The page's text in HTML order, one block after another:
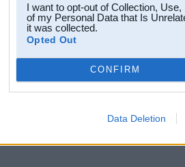
I want to opt-out of Collection,
of my Personal Data that Is
it was collected.
Opted Out
CONFIRM
Data Deletion